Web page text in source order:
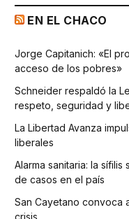
EN EL CHACO
Jorge Capitanich: «El
acceso de los pobres»
Schneider respaldó la
respeto, seguridad y
La Libertad Avanza
liberales
Alarma sanitaria: la
de casos en el país
San Cayetano convoca